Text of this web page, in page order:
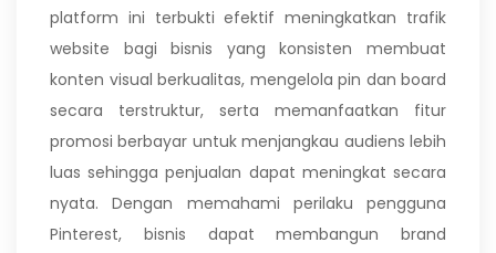
platform ini terbukti efektif meningkatkan trafik
website bagi bisnis yang konsisten membuat
konten visual berkualitas, mengelola pin dan board
secara terstruktur, serta memanfaatkan fitur
promosi berbayar untuk menjangkau audiens lebih
luas sehingga penjualan dapat meningkat secara
nyata. Dengan memahami perilaku pengguna
Pinterest, bisnis dapat membangun brand